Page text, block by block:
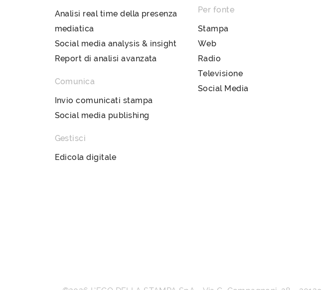
Analisi real time della presenza
mediatica
Social media analysis & insight
Report di analisi avanzata
Comunica
Invio comunicati stampa
Social media publishing
Gestisci
Edicola digitale
Per fonte
Stampa
Web
Radio
Televisione
Social Media